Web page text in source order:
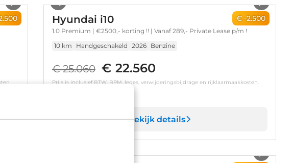
€ -2.500
Hyundai i10
1.0 Premium | €2500,- korting !! | Vanaf 289,- Private Lease p/m !
10 km
Handgeschakeld 2026 Benzine
€ 25.060 € 22.560
Prijs is inclusief BTW, BPM, leges, verwijderingsbijdrage en rijklaarmaakkosten.
Bekijk details